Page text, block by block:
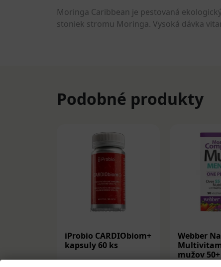
Moringa Caribbean je pestovaná
stoniek stromu Moringa. Vysoká dávka
Podobné produkty
iProbio CARDIObiom+
kapsuly 60 ks
Webber
mužov